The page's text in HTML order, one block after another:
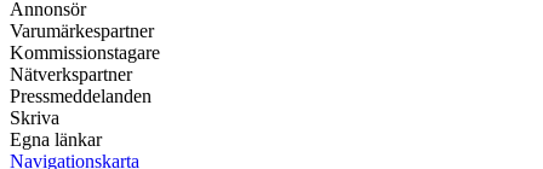
Annonsör
Varumärkespartner
Kommissionstagare
Nätverkspartner
Pressmeddelanden
Skriva
Egna länkar
Navigationskarta